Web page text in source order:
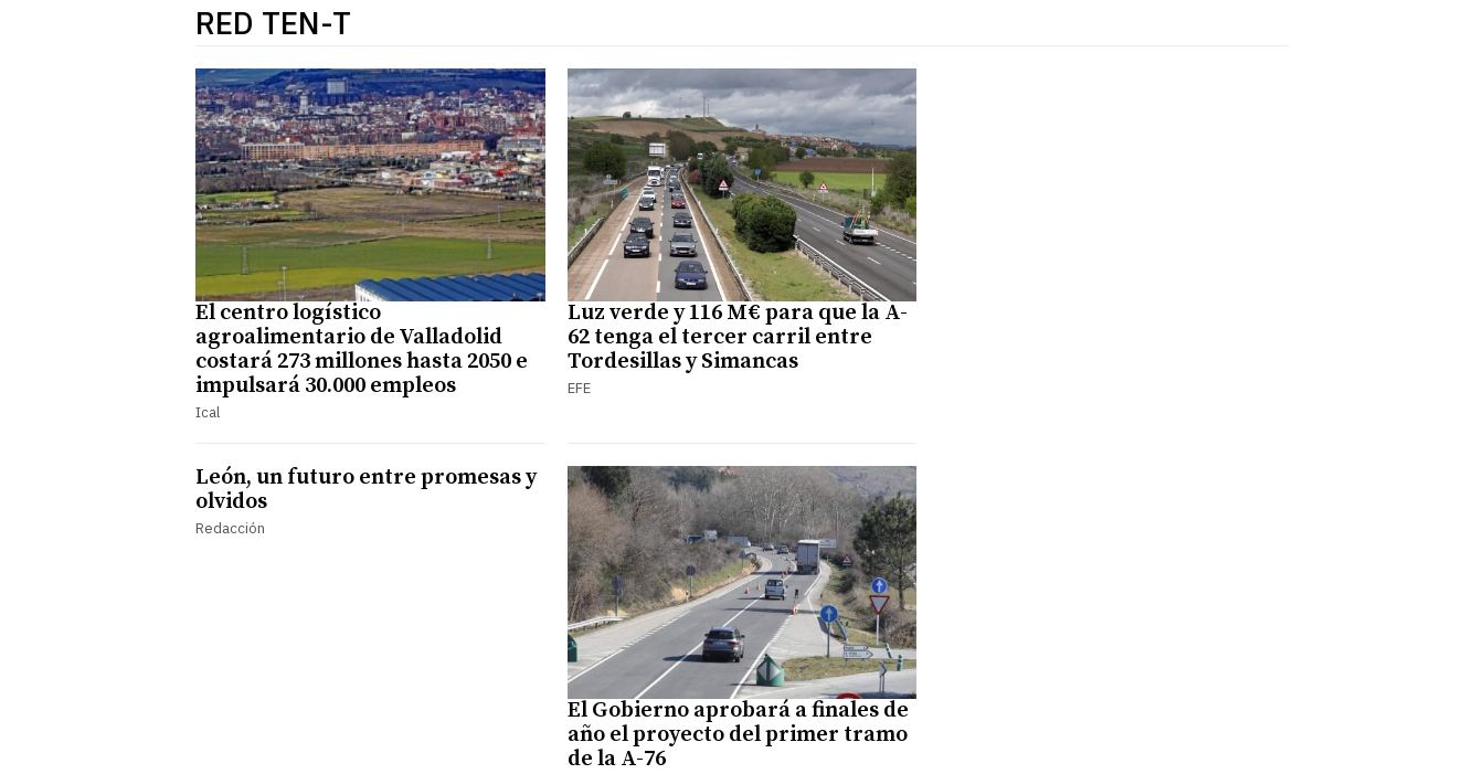
RED TEN-T
El centro logístico
agroalimentario de Valladolid
costará 273 millones hasta 2050 e
impulsará 30.000 empleos
Ical
Luz verde y 116 M€ para que la A-
62 tenga el tercer carril entre
Tordesillas y Simancas
EFE
León, un futuro entre promesas y
olvidos
Redacción
El Gobierno aprobará a finales de
año el proyecto del primer tramo
de la A-76